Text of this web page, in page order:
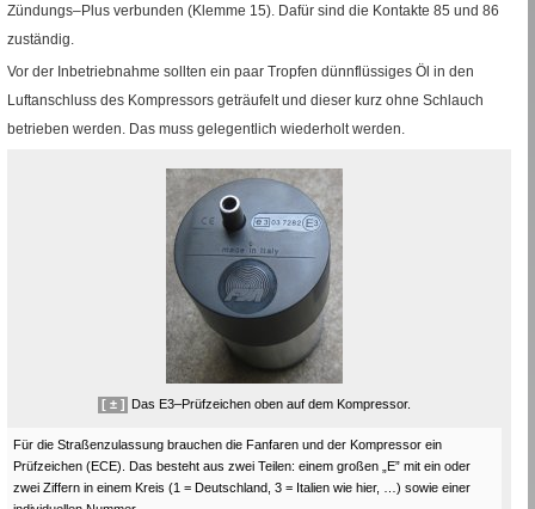
Zündungs–Plus verbunden (Klemme 15). Dafür sind die Kontakte 85 und 86
zuständig.
Vor der Inbetriebnahme sollten ein paar Tropfen dünnflüssiges Öl in den
Luftanschluss des Kompressors geträufelt und dieser kurz ohne Schlauch
betrieben werden. Das muss gelegentlich wiederholt werden.
[ ± ] Das E3–Prüfzeichen oben auf dem Kompressor.
Für die Straßenzulassung brauchen die Fanfaren und der Kompressor ein
Prüfzeichen (ECE). Das besteht aus zwei Teilen: einem großen „E” mit ein oder
zwei Ziffern in einem Kreis (1 = Deutschland, 3 = Italien wie hier, …) sowie einer